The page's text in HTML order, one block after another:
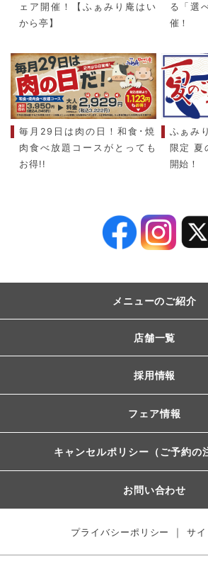
ェア開催！【ふぁみり庵はい
から亭】
る「選
催！
毎月29日は肉の日！和食･焼
肉食べ放題コースがとっても
お得!!
ふぁみ
限定 夏
開始！
メニューのご紹介
店舗一覧
採用情報
フェア情報
キャンセルポリシー（ご予約の
お問い合わせ
プライバシーポリシー ｜サ